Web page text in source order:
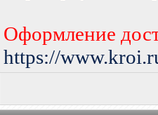
Оформление
https://